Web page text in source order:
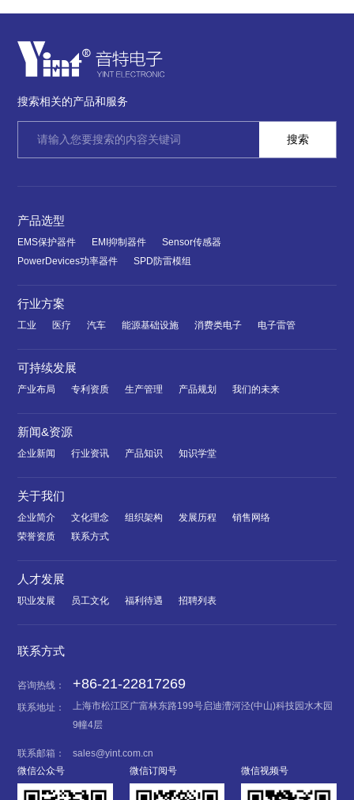
搜索相关的产品和服务
产品选型
EMS保护器件 EMI抑制器件
Sensor传感器
PowerDevices功率器件
SPD防雷模组
行业方案
工业 医疗 汽车 能源基础设施 消费类电子 电子雷管
可持续发展
产业布局 专利资质 生产管理 产品规划 我们的未来
新闻&资源
企业新闻 行业资讯 产品知识 知识学堂
关于我们
企业简介 文化理念 组织架构 发展历程
销售网络
荣誉资质
联系方式
人才发展
职业发展 员工文化 福利待遇 招聘列表
联系方式
咨询热线： +86-21-22817269
联系地址：
上海市松江区广富林东路199号启迪漕河泾(中山)科技园水木园
9幢4层
联系邮箱：
sales@yint.com.cn
微信公众号
微信订阅号 微信视频号